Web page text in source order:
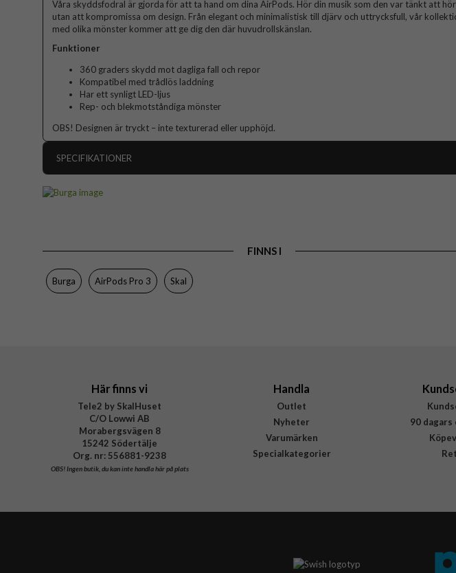
Våra skyddsfodral är gjorda för att ta hand om dina AirPods. Hör din musik som den var tänkt att
utan att kompromissa om design. Från elegant och minimalistisk till djärv och uttrycksfull, vår
med olika mönster kommer att ge dig den där huvudrollskänslan.
Funktioner
360 graders skydd mot dagliga fall och repor
Kompatibel med trådlös laddning
Har ett synligt LED-ljus
Rep- och blekmotståndiga mönster
OBS! Designen är tryckt – inte texturerad eller upphöjd.
SPECIFIKATIONER
Färg
Material
Varumärke
FINNS I
Burga AirPods Pro 3 Skal
Här finns vi
Tele2 by SkalHuset
C/O Lowwi AB
Morabergsvägen 8
15242 Södertälje
Org. nr: 556881-9238
OBS!Ingen butik, du kan inte handla här på plats
Handla
Outlet
Nyheter
Varumärken
Specialkategorier
90 dagars